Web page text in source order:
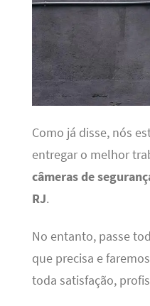
Como já disse, nós
entregar o melhor
câmeras de
RJ.
No entanto, passe
que precisa e
toda satisfação,